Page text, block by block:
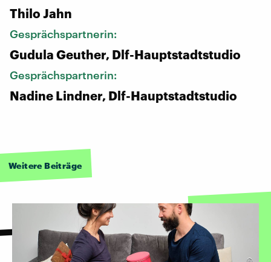
Thilo Jahn
Gesprächspartnerin:
Gudula Geuther, Dlf-Hauptstadtstudio
Gesprächspartnerin:
Nadine Lindner, Dlf-Hauptstadtstudio
Weitere Beiträge
©